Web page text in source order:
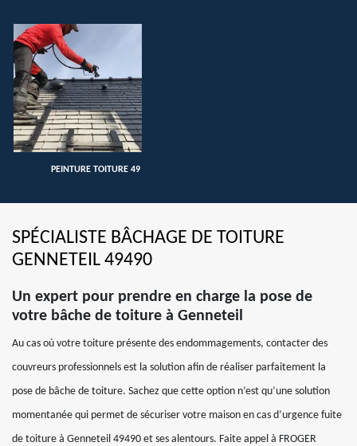
PEINTURE TOITURE 49
SPÉCIALISTE BÂCHAGE DE TOITURE
GENNETEIL 49490
Un expert pour prendre en charge la pose de
votre bâche de toiture à Genneteil
Au cas où votre toiture présente des endommagements, contacter des
couvreurs professionnels est la solution afin de réaliser parfaitement la
pose de bâche de toiture. Sachez que cette option n’est qu’une solution
momentanée qui permet de sécuriser votre maison en cas d’urgence fuite
de toiture à Genneteil 49490 et ses alentours. Faite appel à FROGER